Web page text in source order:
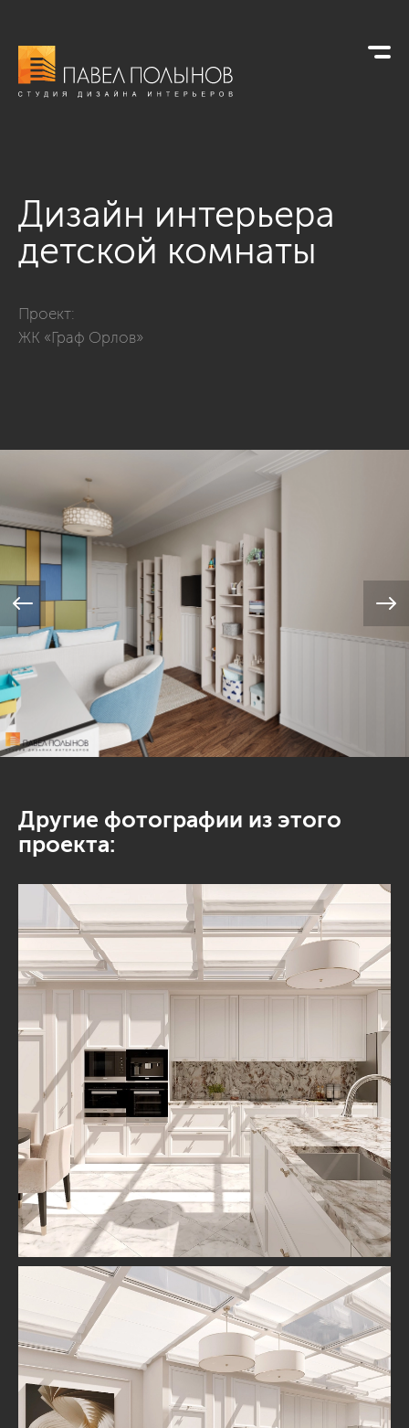
Дизайн интерьера
детской комнаты
Проект:
ЖК «Граф Орлов»
Другие фотографии из этого
проекта: